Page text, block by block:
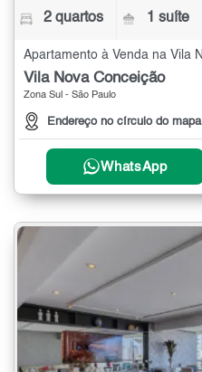
2 quartos 1 suíte
Vila Nova Conceição
Zona Sul - São Paulo
Endereço no círculo do mapa
WhatsApp